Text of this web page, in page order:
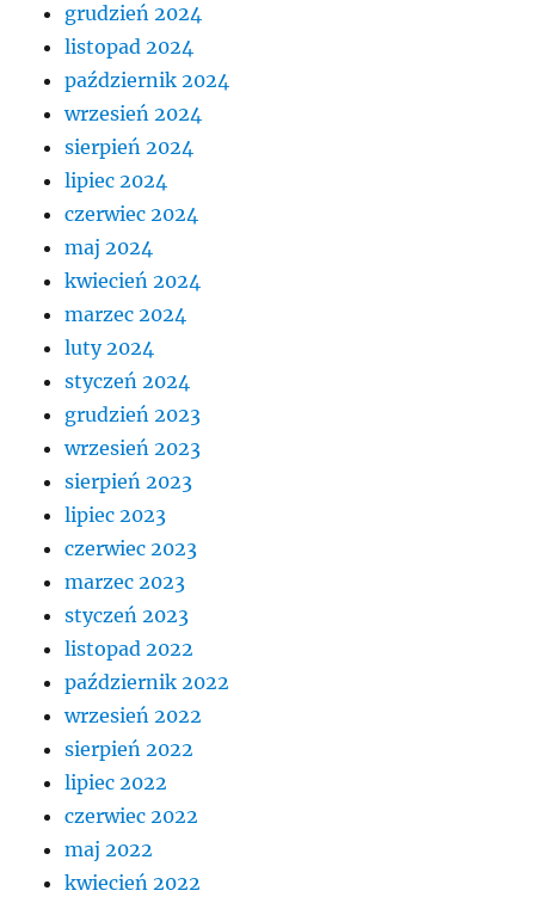
grudzień 2024
listopad 2024
październik 2024
wrzesień 2024
sierpień 2024
lipiec 2024
czerwiec 2024
maj 2024
kwiecień 2024
marzec 2024
luty 2024
styczeń 2024
grudzień 2023
wrzesień 2023
sierpień 2023
lipiec 2023
czerwiec 2023
marzec 2023
styczeń 2023
listopad 2022
październik 2022
wrzesień 2022
sierpień 2022
lipiec 2022
czerwiec 2022
maj 2022
kwiecień 2022